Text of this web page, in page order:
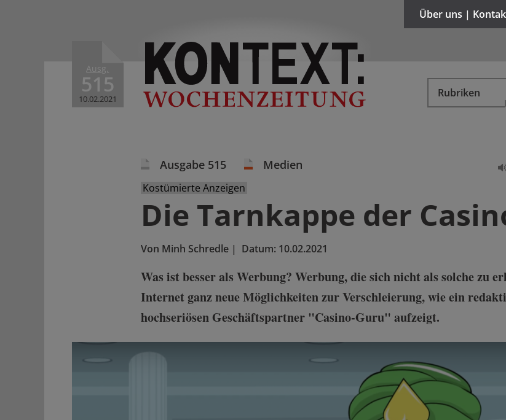
Ausg.
515
10.02.2021
Über uns |
Rubriken
Ausgabe 515 Medien
Kostümierte Anzeigen
Die Tarnkappe der
Von Minh Schredle | Datum: 10.02.2021
Was ist besser als Werbung? Werbung, die sich nicht als solche zu
Internet ganz neue Möglichkeiten zur Verschleierung, wie ein
hochseriösen Geschäftspartner "Casino-Guru" aufzeigt.